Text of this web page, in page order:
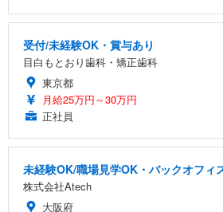
受付/未経験OK・賞与あり
目白もとおり歯科・矯正歯科
東京都
月給25万円～30万円
正社員
未経験OK/職場見学OK・バックオフィ
株式会社Atech
大阪府